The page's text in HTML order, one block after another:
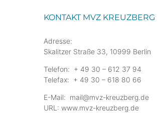
KONTAKT MVZ KREUZBERG
Adresse:
Skalitzer Straße 33, 10999 Berlin
Telefon: + 49 30 – 612 37 94
Telefax: + 49 30 – 618 80 66
E-Mail: mail@mvz-kreuzberg.de
URL: www.mvz-kreuzberg.de